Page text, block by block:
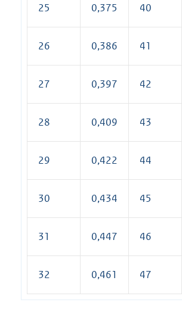
25 0,375 40
26 0,386 41
27 0,397 42
28 0,409 43
29 0,422 44
30 0,434 45
31 0,447 46
32 0,461 47